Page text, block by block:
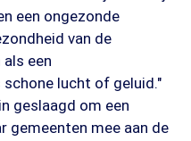
een ongezonde
van de
een
lucht of geluid."
geslaagd om een
gemeenten mee aan de